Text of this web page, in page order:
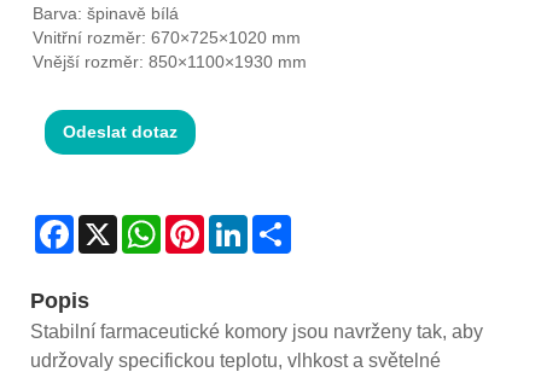
Barva: špinavě bílá
Vnitřní rozměr: 670×725×1020 mm
Vnější rozměr: 850×1100×1930 mm
Odeslat dotaz
Facebook
X WhatsAppPinterestLinkedIn
Popis
Stabilní farmaceutické komory jsou navrženy tak, aby
udržovaly specifickou teplotu, vlhkost a světelné